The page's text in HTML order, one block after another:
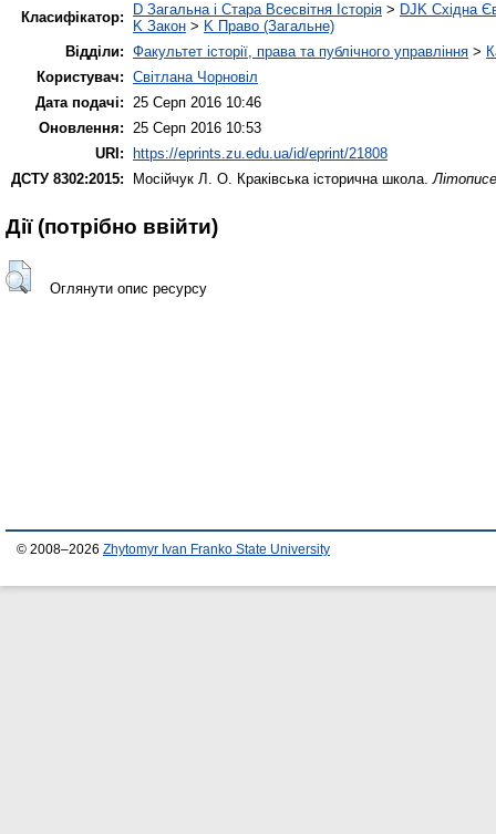
Класифікатор:
D Загальна і Стара Всесвітня Історія > DJK Східна
K Закон > K Право (Загальне)
Відділи: Факультет історії, права та публічного управління >
Користувач: Світлана Чорновіл
Дата подачі: 25 Серп 2016 10:46
Оновлення: 25 Серп 2016 10:53
URI:
https://eprints.zu.edu.ua/id/eprint/21808
ДСТУ 8302:2015:
Мосійчук Л. О. Краківська історична школа.
Дії ​​(потрібно ввійти)
Оглянути опис ресурсу
© 2008–2026 Zhytomyr Ivan Franko State University